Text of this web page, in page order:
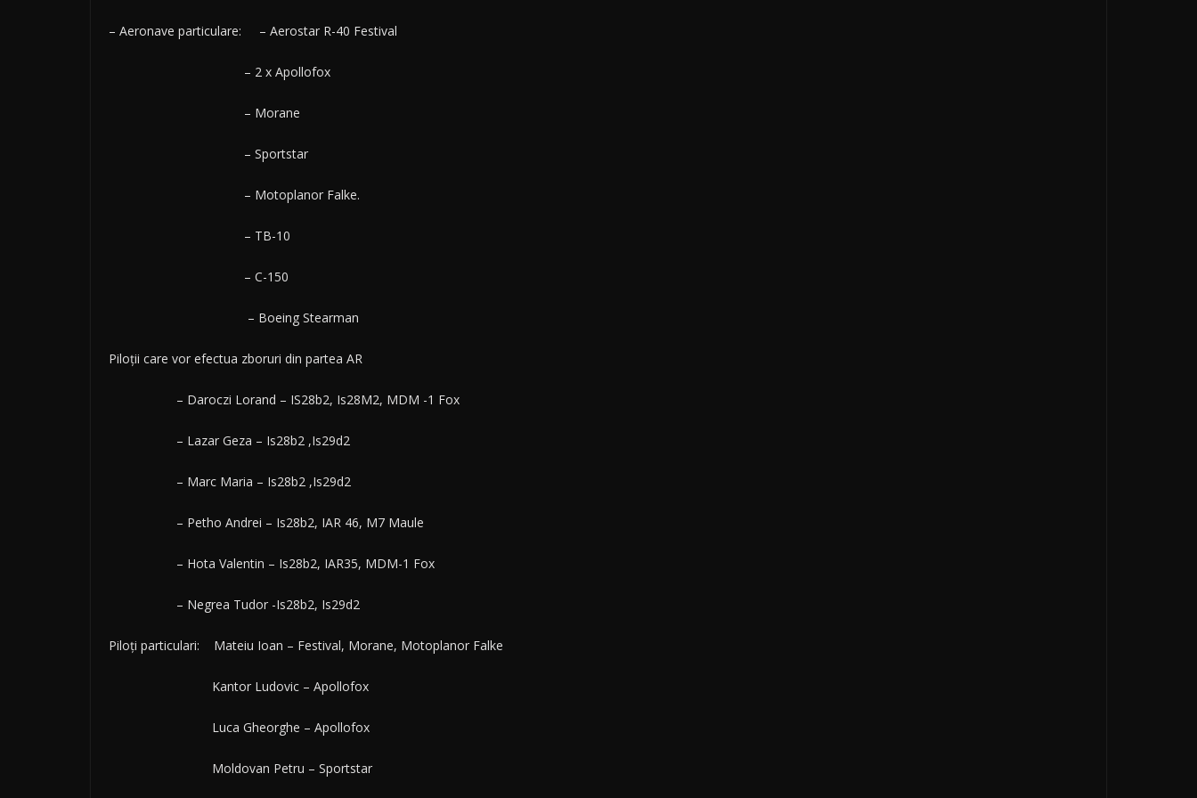
– Aeronave particulare: – Aerostar R-40 Festival
– 2 x Apollofox
– Morane
– Sportstar
– Motoplanor Falke.
– TB-10
– C-150
– Boeing Stearman
Piloții care vor efectua zboruri din partea AR
– Daroczi Lorand – IS28b2, Is28M2, MDM -1 Fox
– Lazar Geza – Is28b2 ,Is29d2
– Marc Maria – Is28b2 ,Is29d2
– Petho Andrei – Is28b2, IAR 46, M7 Maule
– Hota Valentin – Is28b2, IAR35, MDM-1 Fox
– Negrea Tudor -Is28b2, Is29d2
Piloți particulari: Mateiu Ioan – Festival, Morane, Motoplanor Falke
Kantor Ludovic – Apollofox
Luca Gheorghe – Apollofox
Moldovan Petru – Sportstar